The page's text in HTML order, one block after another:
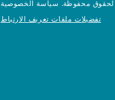
محفوظة.
تفضيلات ملفات تعريف الارتباط